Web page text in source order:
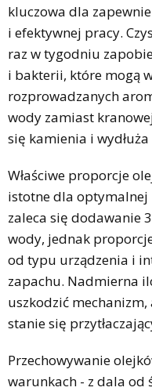
kluczowa dla
i efektywnej pracy.
raz w tygodniu
i bakterii, które mogą
rozprowadzanych
wody zamiast
się kamienia i
Właściwe proporcje
istotne dla optymalnej
zaleca się dodawanie
wody, jednak
od typu urządzenia i
zapachu. Nadmierna
uszkodzić
stanie się
Przechowywanie
warunkach - z dala od